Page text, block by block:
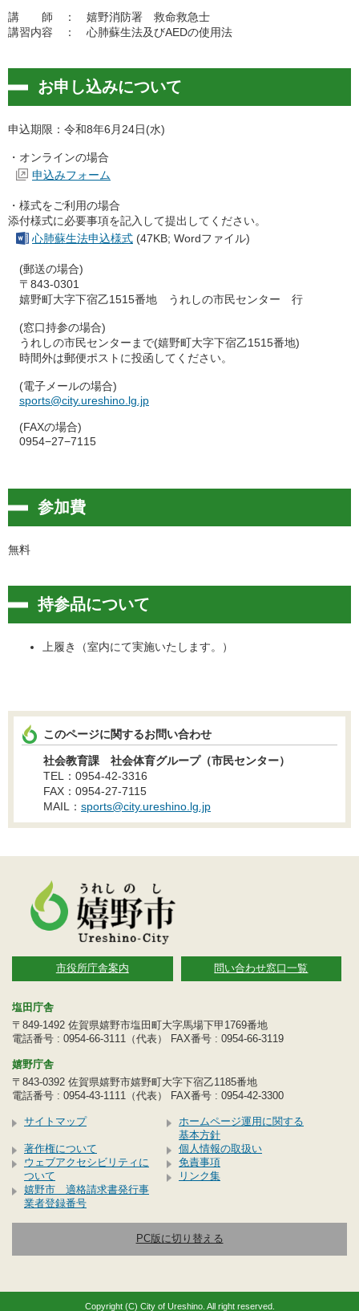
講 師 ： 嬉野消防署 救命救急士
講習内容 ： 心肺蘇生法及びAEDの使用法
お申し込みについて
申込期限：令和8年6月24日(水)
・オンラインの場合
申込みフォーム
・様式をご利用の場合
添付様式に必要事項を記入して提出してください。
心肺蘇生法申込様式 (47KB; Wordファイル)
(郵送の場合)
〒843-0301
嬉野町大字下宿乙1515番地 うれしの市民センター 行
(窓口持参の場合)
うれしの市民センターまで(嬉野町大字下宿乙1515番地)
時間外は郵便ポストに投函してください。
(電子メールの場合)
sports@city.ureshino.lg.jp
(FAXの場合)
0954−27−7115
参加費
無料
持参品について
上履き（室内にて実施いたします。）
このページに関するお問い合わせ
社会教育課 社会体育グループ（市民センター）
TEL：0954-42-3316
FAX：0954-27-7115
MAIL： sports@city.ureshino.lg.jp
市役所庁舎案内 問い合わせ窓口一覧
塩田庁舎
〒849-1492 佐賀県嬉野市塩田町大字馬場下甲1769番地
電話番号 : 0954-66-3111（代表） FAX番号 : 0954-66-3119
嬉野庁舎
〒843-0392 佐賀県嬉野市嬉野町大字下宿乙1185番地
電話番号 : 0954-43-1111（代表） FAX番号 : 0954-42-3300
サイトマップ
ホームページ運用に関する
基本方針
著作権について
個人情報の取扱い
ウェブアクセシビリティに
ついて
免責事項
リンク集
嬉野市 適格請求書発行事
業者登録番号
PC版に切り替える
Copyright (C) City of Ureshino. All right reserved.